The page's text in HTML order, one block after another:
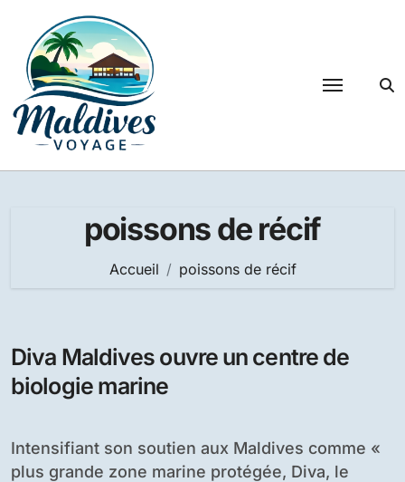
contenu
poissons de récif
Accueil poissons de récif
Diva Maldives ouvre un centre de
biologie marine
Intensifiant son soutien aux Maldives comme «
plus grande zone marine protégée, Diva, le